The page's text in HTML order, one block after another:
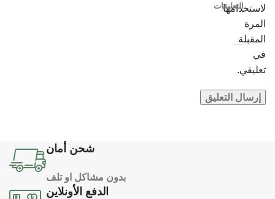
لاستخدامها
المرة
المقبلة
في
تعليقي.
التعليقات
شحن أمان
بدون مشاكل او تلف
الدفع الأونلاين